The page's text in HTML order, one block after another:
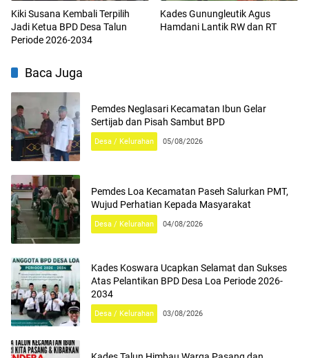
Kiki Susana Kembali Terpilih
Jadi Ketua BPD Desa Talun
Periode 2026-2034
Kades Gunungleutik Agus
Hamdani Lantik RW dan RT
Baca Juga
Pemdes Neglasari Kecamatan Ibun Gelar
Sertijab dan Pisah Sambut BPD
Desa / Kelurahan 05/08/2026
Pemdes Loa Kecamatan Paseh Salurkan PMT,
Wujud Perhatian Kepada Masyarakat
Desa / Kelurahan 04/08/2026
Kades Koswara Ucapkan Selamat dan Sukses
Atas Pelantikan BPD Desa Loa Periode 2026-
2034
Desa / Kelurahan 03/08/2026